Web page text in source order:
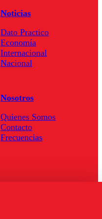
Noticias
Dato Practico
Economía
Internacional
Nacional
Nosotros
Quienes Somos
Contacto
Frecuencias